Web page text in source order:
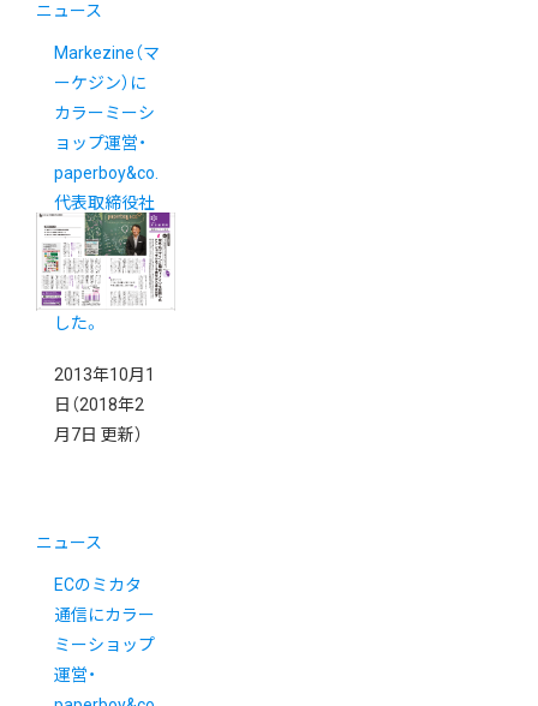
ニュース
Markezine（マ
ーケジン）に
カラーミーシ
ョップ運営・
paperboy&co.
代表取締役社
長佐藤健太郎
インタビュー
が掲載されま
した。
2013年10月1
日 （2018年2
月7日 更新）
ニュース
ECのミカタ
通信にカラー
ミーショップ
運営・